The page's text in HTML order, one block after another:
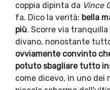
coppia dipinta da Vince
fa. Dico la verità: bella
più. Scorre via
divano, nonostante
ovviamente convinto
potuto sbagliare tutto
come dicevo, in uno dei